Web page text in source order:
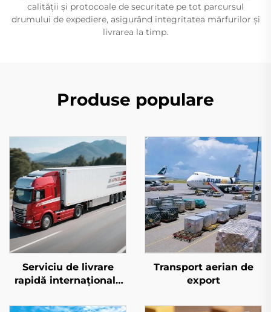
calității și protocoale de securitate pe tot parcursul
drumului de expediere, asigurând integritatea mărfurilor și
livrarea la timp.
Produse populare
Serviciu de livrare
rapidă internațională
Transport aerian de
export